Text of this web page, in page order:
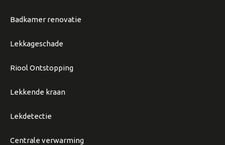
Badkamer renovatie
Lekkageschade
Riool Ontstopping
Lekkende kraan
Lekdetectie
Centrale verwarming